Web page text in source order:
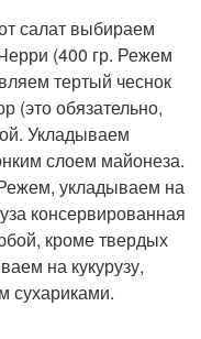
салат выбираем
(400 гр. Режем
тертый чеснок
(это обязательно,
Укладываем
слоем майонеза.
укладываем на
консервированная
кроме твердых
на кукурузу,
сухариками.